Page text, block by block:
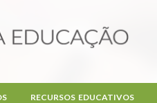
RECURSOS EDUCATIVOS